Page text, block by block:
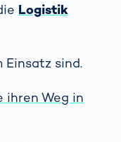
Logistik
Einsatz sind.
ihren Weg in